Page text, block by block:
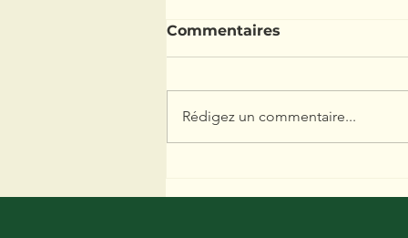
Commentaires
Rédigez un commentaire...